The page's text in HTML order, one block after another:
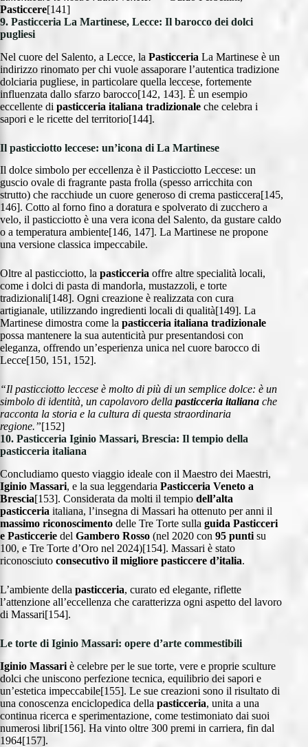
Pasticcere[141]
9. Pasticceria La Martinese, Lecce: Il barocco dei dolci
pugliesi
Nel cuore del Salento, a Lecce, la Pasticceria La Martinese è un
indirizzo rinomato per chi vuole assaporare l’autentica tradizione
dolciaria pugliese, in particolare quella leccese, fortemente
influenzata dallo sfarzo barocco[142, 143]. È un esempio
eccellente di pasticceria italiana tradizionale che celebra i
sapori e le ricette del territorio[144].
Il pasticciotto leccese: un’icona di La Martinese
Il dolce simbolo per eccellenza è il Pasticciotto Leccese: un
guscio ovale di fragrante pasta frolla (spesso arricchita con
strutto) che racchiude un cuore generoso di crema pasticcera[145,
146]. Cotto al forno fino a doratura e spolverato di zucchero a
velo, il pasticciotto è una vera icona del Salento, da gustare caldo
o a temperatura ambiente[146, 147]. La Martinese ne propone
una versione classica impeccabile.
Oltre al pasticciotto, la pasticceria offre altre specialità locali,
come i dolci di pasta di mandorla, mustazzoli, e torte
tradizionali[148]. Ogni creazione è realizzata con cura
artigianale, utilizzando ingredienti locali di qualità[149]. La
Martinese dimostra come la pasticceria italiana tradizionale
possa mantenere la sua autenticità pur presentandosi con
eleganza, offrendo un’esperienza unica nel cuore barocco di
Lecce[150, 151, 152].
“Il pasticciotto leccese è molto di più di un semplice dolce: è un
simbolo di identità, un capolavoro della pasticceria italiana che
racconta la storia e la cultura di questa straordinaria
regione.”[152]
10. Pasticceria Iginio Massari, Brescia: Il tempio della
pasticceria italiana
Concludiamo questo viaggio ideale con il Maestro dei Maestri,
Iginio Massari, e la sua leggendaria Pasticceria Veneto a
Brescia[153]. Considerata da molti il tempio dell’alta
pasticceria italiana, l’insegna di Massari ha ottenuto per anni il
massimo riconoscimento delle Tre Torte sulla guida Pasticceri
e Pasticcerie del Gambero Rosso (nel 2020 con 95 punti su
100, e Tre Torte d’Oro nel 2024)[154]. Massari è stato
riconosciuto consecutivo il migliore pasticcere d’italia.
L’ambiente della pasticceria, curato ed elegante, riflette
l’attenzione all’eccellenza che caratterizza ogni aspetto del lavoro
di Massari[154].
Le torte di Iginio Massari: opere d’arte commestibili
Iginio Massari è celebre per le sue torte, vere e proprie sculture
dolci che uniscono perfezione tecnica, equilibrio dei sapori e
un’estetica impeccabile[155]. Le sue creazioni sono il risultato di
una conoscenza enciclopedica della pasticceria, unita a una
continua ricerca e sperimentazione, come testimoniato dai suoi
numerosi libri[156]. Ha vinto oltre 300 premi in carriera, fin dal
1964[157].